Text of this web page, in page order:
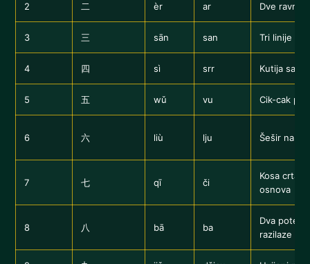
2 二 èr ar Dve ravne
3 三 sān san Tri linije
4 四 sì srr Kutija sa
5 五 wǔ vu Cik-cak pa
6 六 liù lju Šešir na
7 七 qī či
Kosa crta +
osnova
8 八 bā ba
Dva
razilaze